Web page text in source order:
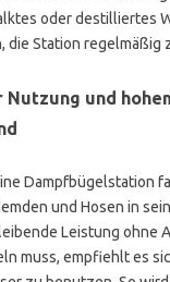
oder destilliertes
die Station regelmäßig
Nutzung und
Dampfbügelstation
und Hosen in
Leistung ohne
muss, empfiehlt es